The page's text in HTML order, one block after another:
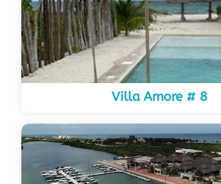
Villa Amore # 8